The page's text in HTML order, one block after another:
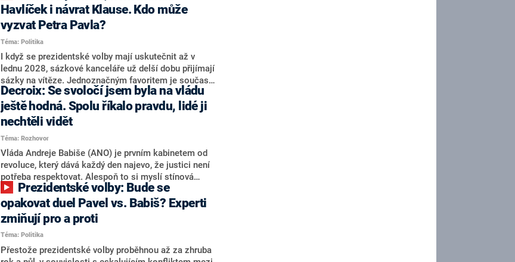
Martin Kuba. Konkrétní nebyl, ale získat by takto mohl
například senátora Zdeňka Hrabu, který je dnes
součástí klubu ODS a TOP 09. Hraba to na dotaz
redakce nevyloučil. Předseda klubu senátorů ODS
Zdeněk Nytra redakci řekl, že počítá s odchodem
některých senátorů z klubu a že Naše Česko není
nepřítel, ale soupeř.
Havlíček i návrat Klause. Kdo může
vyzvat Petra Pavla?
Téma: Politika
I když se prezidentské volby mají uskutečnit až v
lednu 2028, sázkové kanceláře už delší dobu přijímají
sázky na vítěze. Jednoznačným favoritem je současná
hlava státu Petr Pavel. Daleko za ním pak bookmakeři
zmiňují dva výrazné politiky ANO, tedy premiéra
Andreje Babiše a ministra průmyslu Karla Havlíčka.
Oblíbeným tipem samotných sázkařů je poslanec za
Motoristy Filip Turek. Politolog Jan Kubáček nicméně
o případné kandidatuře kohokoliv ze zmíněné trojice
značně pochybuje. Podle něj současná koalice dosud
nemá osobu, která by Pavlovi mohla konkurovat.
Decroix: Se svoločí jsem byla na vládu
ještě hodná. Spolu říkalo pravdu, lidé ji
nechtěli vidět
Téma: Rozhovor
Vláda Andreje Babiše (ANO) je prvním kabinetem od
revoluce, který dává každý den najevo, že justici není
potřeba respektovat. Alespoň to si myslí stínová
ministryně spravedlnosti ODS Eva Decroix. V
rozhovoru pro CNN Prima NEWS si nebrala servítky
ohledně politického výkonu svého nástupce Jeronýma
Tejce (za ANO) či vládní zmocněnkyně pro lidská
práva Taťány Malé (ANO). Označením „svoloč“ na
adresu vlády prý byla ještě hodná. Decroix se také
opakovat duel Pavel vs. Babiš? Experti
zmiňují pro a proti
Téma: Politika
Přestože prezidentské volby proběhnou až za zhruba